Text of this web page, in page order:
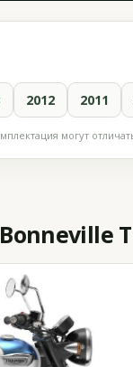
2012 2011
могут